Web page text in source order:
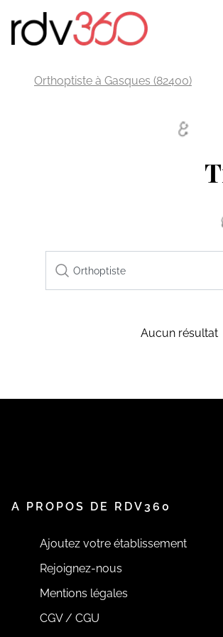
Orthoptiste à Gasques (82400)
Aucun résultat
A PROPOS DE RDV360
Ajoutez votre établissement
Rejoignez-nous
Mentions légales
CGV / CGU